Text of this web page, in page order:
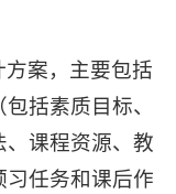
案，主要包括
括素质目标、
课程资源、教
习任务和课后作